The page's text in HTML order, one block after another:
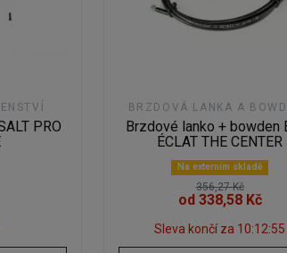
PRO
BRZDOVÁ LANKA A
Brzdové lanko + bowden
ÉCLAT THE CENTER
Na externím skladě
356,27 Kč
od 338,58 Kč
Sleva končí za 10:12:55